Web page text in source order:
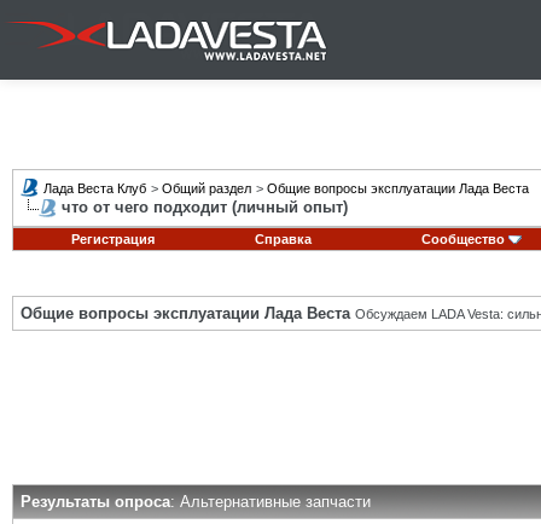
Лада Веста Клуб > Общий раздел > Общие вопросы эксплуатации Лада Веста
что от чего подходит (личный опыт)
Регистрация Справка Сообщество
Общие вопросы эксплуатации Лада Веста Обсуждаем LADA Vesta:
Результаты опроса: Альтернативные запчасти